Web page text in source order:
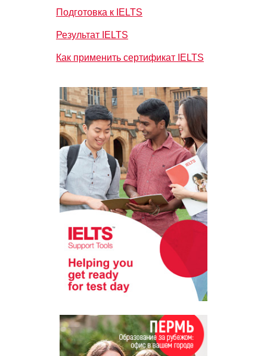
Подготовка к IELTS
Результат IELTS
Как применить сертификат IELTS